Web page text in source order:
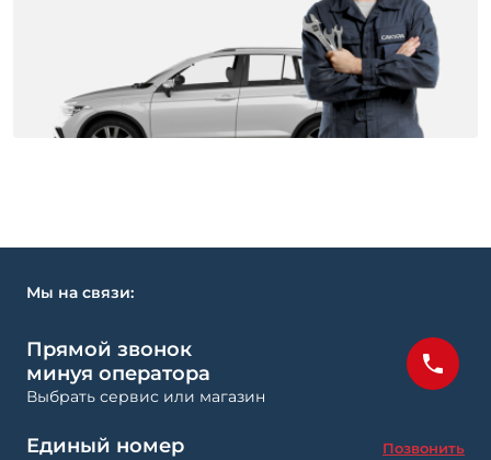
Мы на связи:
Прямой звонок
минуя оператора
Выбрать сервис или магазин
Единый номер Позвонить